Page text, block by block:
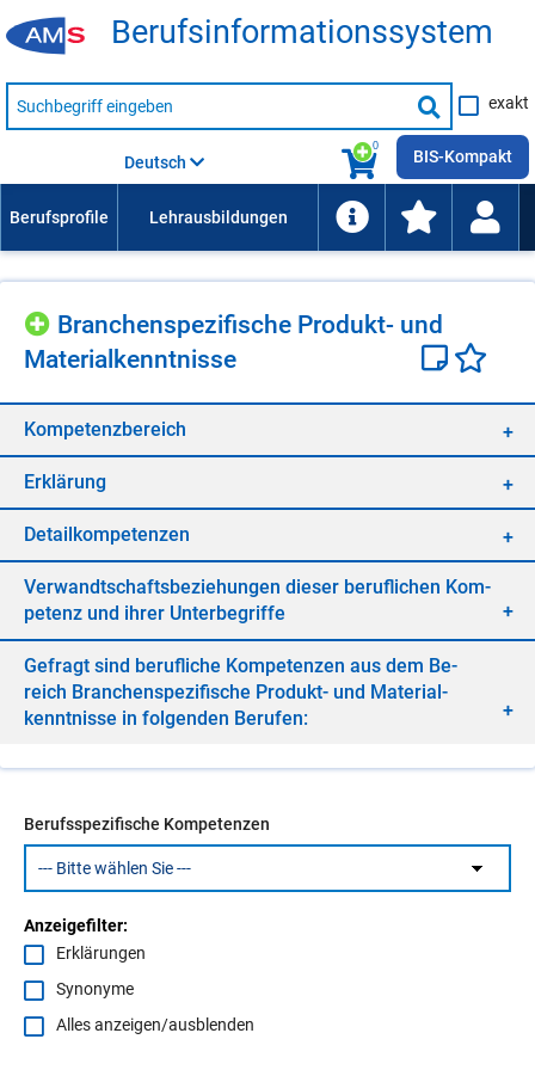
Be­rufs­in­for­ma­ti­ons­sys­tem
Suche
nach
Suche
starten
exakt
0
Deutsch BIS-Kompakt
Bran­chen­spe­zi­fi­sche Pro­dukt- und
Ma­te­ri­al­kennt­nis­se
Kom­pe­tenz­be­reich
Er­klä­rung
De­tail­kom­pe­ten­zen
Ver­wandt­schafts­be­zie­hun­gen die­ser be­ruf­li­chen Kom­
pe­tenz und ih­rer Un­ter­be­grif­fe
Ge­fragt sind be­ruf­li­che Kom­pe­ten­zen aus dem Be­
reich Bran­chen­spe­zi­fi­sche Pro­dukt- und Ma­te­ri­al­
kennt­nis­se in fol­gen­den Be­ru­fen:
Berufsspezifische Kompetenzen
Anzeigefilter:
Erklärungen
Synonyme
Alles anzeigen/ausblenden